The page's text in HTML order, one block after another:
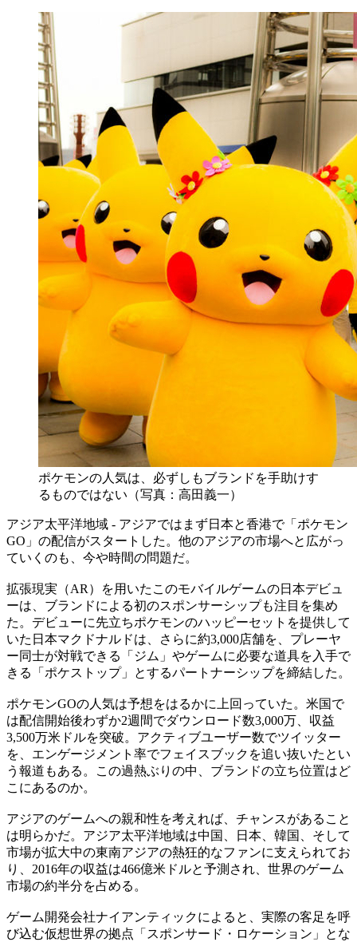
ポケモンの人気は、必ずしもブランドを手助けす
るものではない（写真：高田義一）
アジア太平洋地域 - アジアではまず日本と香港で「ポケモン
GO」の配信がスタートした。他のアジアの市場へと広がっ
ていくのも、今や時間の問題だ。
拡張現実（AR）を用いたこのモバイルゲームの日本デビュ
ーは、ブランドによる初のスポンサーシップも注目を集め
た。デビューに先立ちポケモンのハッピーセットを提供して
いた日本マクドナルドは、さらに約3,000店舗を、プレーヤ
ー同士が対戦できる「ジム」やゲームに必要な道具を入手で
きる「ポケストップ」とするパートナーシップを締結した。
ポケモンGOの人気は予想をはるかに上回っていた。米国で
は配信開始後わずか2週間でダウンロード数3,000万、収益
3,500万米ドルを突破。アクティブユーザー数でツイッター
を、エンゲージメント率でフェイスブックを追い抜いたとい
う報道もある。この過熱ぶりの中、ブランドの立ち位置はど
こにあるのか。
アジアのゲームへの親和性を考えれば、チャンスがあること
は明らかだ。アジア太平洋地域は中国、日本、韓国、そして
市場が拡大中の東南アジアの熱狂的なファンに支えられてお
り、2016年の収益は466億米ドルと予測され、世界のゲーム
市場の約半分を占める。
ゲーム開発会社ナイアンティックによると、実際の客足を呼
び込む仮想世界の拠点「スポンサード・ロケーション」とな